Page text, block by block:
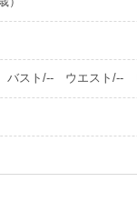
スト/-- ウエスト/--